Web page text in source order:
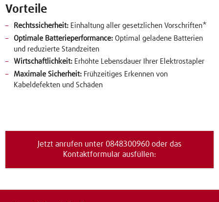
Vorteile
Rechtssicherheit: Einhaltung aller gesetzlichen Vorschriften*
Optimale Batterieperformance: Optimal geladene Batterien
und reduzierte Standzeiten
Wirtschaftlichkeit: Erhöhte Lebensdauer Ihrer Elektrostapler
Maximale Sicherheit: Frühzeitiges Erkennen von
Kabeldefekten und Schäden
Jetzt anrufen unter 0848300960 oder das
Kontaktformular ausfüllen: